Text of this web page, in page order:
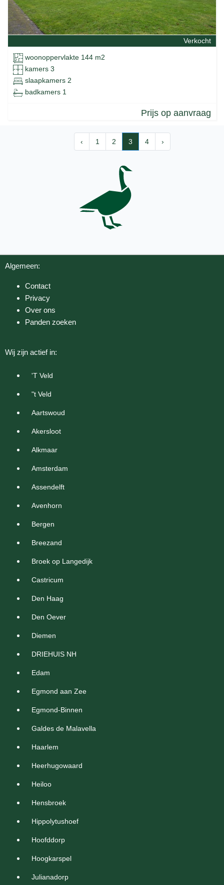
Verkocht
woonoppervlakte 144 m2
kamers 3
slaapkamers 2
badkamers 1
Prijs op aanvraag
‹ 1 2 3 4 ›
Algemeen:
Contact
Privacy
Over ons
Panden zoeken
Wij zijn actief in:
'T Veld
"t Veld
Aartswoud
Akersloot
Alkmaar
Amsterdam
Assendelft
Avenhorn
Bergen
Breezand
Broek op Langedijk
Castricum
Den Haag
Den Oever
Diemen
DRIEHUIS NH
Edam
Egmond aan Zee
Egmond-Binnen
Galdes de Malavella
Haarlem
Heerhugowaard
Heiloo
Hensbroek
Hippolytushoef
Hoofddorp
Hoogkarspel
Julianadorp